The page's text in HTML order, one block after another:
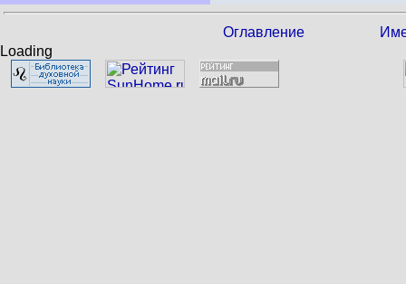
Оглавление
Loading